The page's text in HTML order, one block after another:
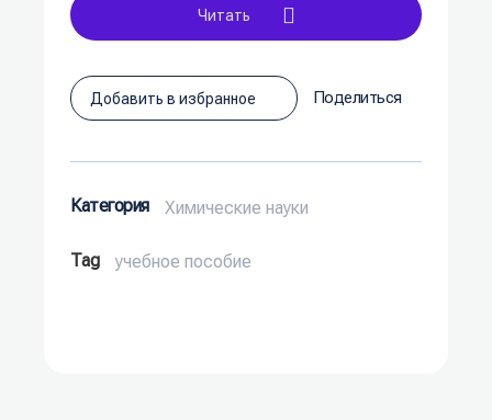
Читать
Добавить в избранное Поделиться
Категория Химические науки
Tag учебное пособие